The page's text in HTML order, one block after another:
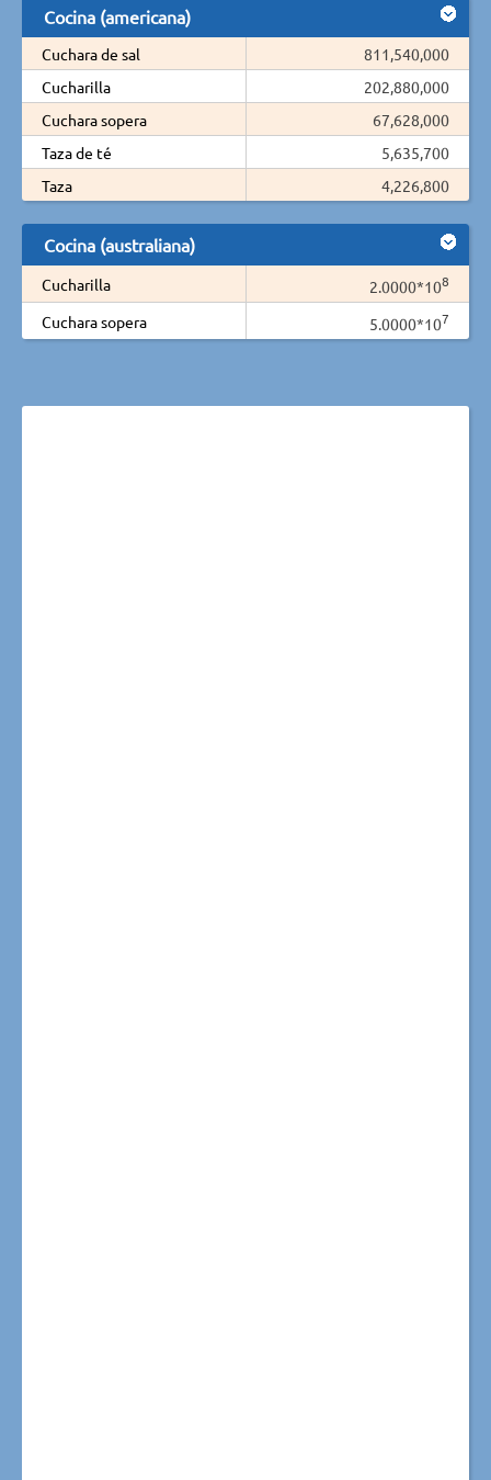
Cocina (americana)
Cuchara de sal
811,540,000
Cucharilla
202,880,000
Cuchara sopera
67,628,000
Taza de té
5,635,700
Taza
4,226,800
Cocina (australiana)
Cucharilla 2.0000*108
Cuchara sopera 5.0000*107